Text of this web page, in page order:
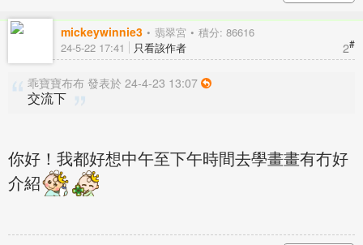
mickeywinnie3 翡翠宮 積分: 86616
2#
24-5-22 17:41 只看該作者
乖寶寶布布 發表於 24-4-23 13:07
交流下
你好！我都好想中午至下午時間去學畫畫有冇好
介紹